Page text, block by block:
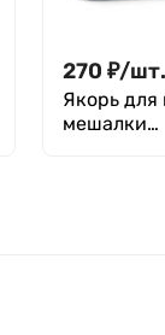
270 ₽/шт.
Якорь для
мешалки